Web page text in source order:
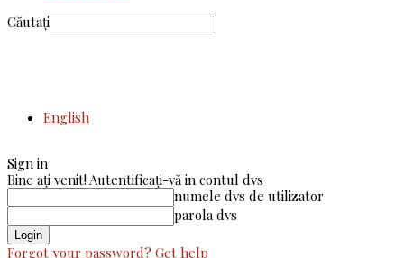
Căutați
English
Sign in
Bine ați venit! Autentificați-vă in contul dvs
numele dvs de utilizator
parola dvs
Forgot your password? Get help